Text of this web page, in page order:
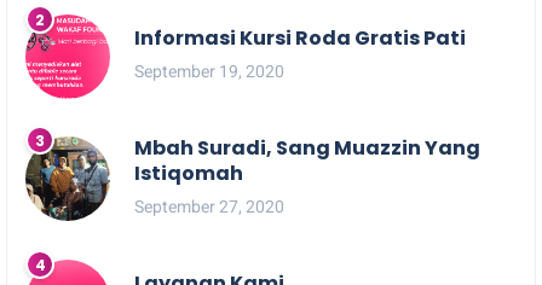
Informasi Kursi Roda Gratis Pati
September 19, 2020
Mbah Suradi, Sang Muazzin Yang
Istiqomah
September 27, 2020